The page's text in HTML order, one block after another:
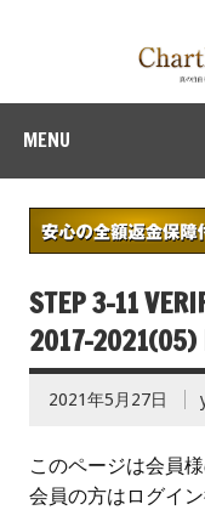
MENU
STEP 3-11
2017-2021(05)
2021年5月27日
このページは会員
会員の方はログイ